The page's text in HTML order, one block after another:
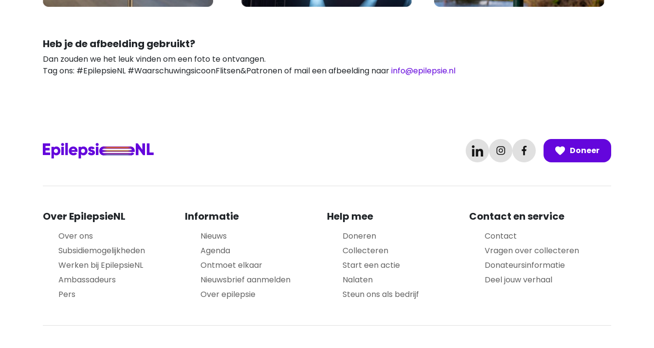
Heb je de afbeelding gebruikt?
Dan zouden we het leuk vinden om een foto te ontvangen.
Tag ons: #EpilepsieNL #WaarschuwingsicoonFlitsen&Patronen of mail een afbeelding naarinfo@epilepsie.nl
Doneer
Over EpilepsieNL
Over ons
Subsidiemogelijkheden
Werken bij EpilepsieNL
Ambassadeurs
Pers
Informatie
Nieuws
Agenda
Ontmoet elkaar
Nieuwsbrief aanmelden
Over epilepsie
Help mee
Doneren
Collecteren
Start een actie
Nalaten
Steun ons als bedrijf
Contact en service
Contact
Vragen over collecteren
Donateursinformatie
Deel jouw verhaal